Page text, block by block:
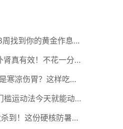
别硬扛了！用3周找到你的黄金作息你的身体在等你
4道家常素菜补肾真有效！不花一分钱还比生蚝更温和
原来豆腐竟不是寒凉伤胃？这样吃才真香
试试这3个零门槛运动法今天就能动起来
40天超长三伏杀到！这份硬核防暑攻略让你稳过整个夏天